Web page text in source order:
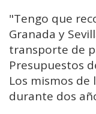
"Tengo que
Granada y
transporte de
Presupuestos
Los mismos de
durante dos